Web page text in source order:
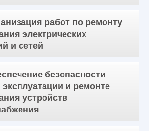
работ по ремонту
электрических
и сетей
безопасности
и ремонте
устройств